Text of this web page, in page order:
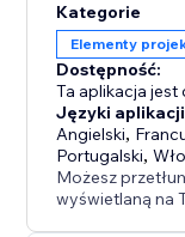
dłuższego
przechodzeniu
Dopasuj do
szczegół, aby
Dodaj nutkę
internetowej –
Kategorie
Elementy
Dostępność:
Ta aplikacja jest
Języki
Angielski,
Portugalski,
Możesz
wyświetlaną na